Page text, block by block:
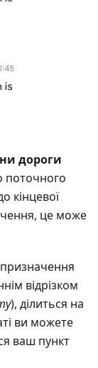
дороги
поточного
кінцевої
це може
відрізком
), ділиться на
ви можете
ваш пункт